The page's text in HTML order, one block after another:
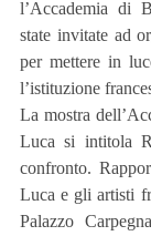
l’Accademia di
state invitate ad
per mettere in
l’istituzione
La mostra
Luca si intitola
confronto.
Luca e gli artisti
Palazzo